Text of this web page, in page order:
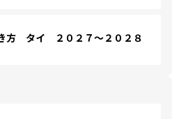
方 タイ ２０２７～２０２８